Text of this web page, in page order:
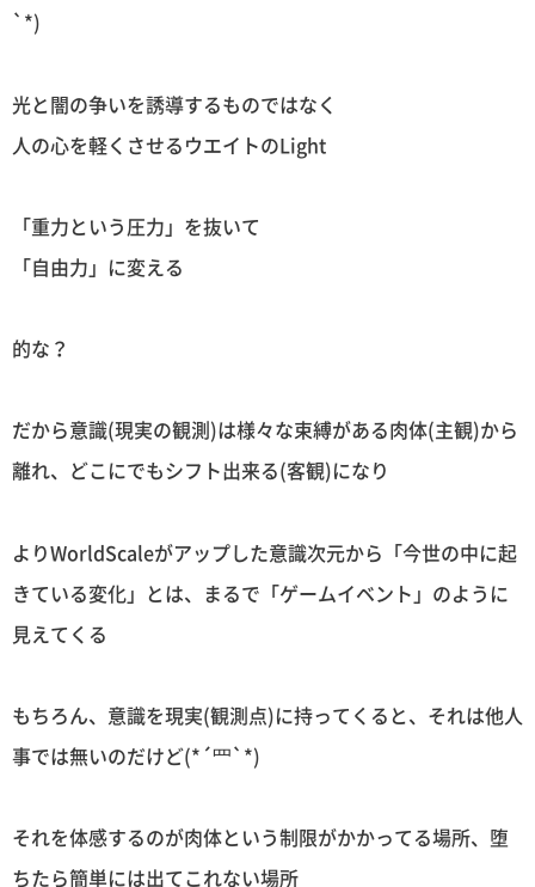
`*)
光と闇の争いを誘導するものではなく
人の心を軽くさせるウエイトのLight
「重力という圧力」を抜いて
「自由力」に変える
的な？
だから意識(現実の観測)は様々な束縛がある肉体(主観)から
離れ、どこにでもシフト出来る(客観)になり
よりWorldScaleがアップした意識次元から「今世の中に起
きている変化」とは、まるで「ゲームイベント」のように
見えてくる
もちろん、意識を現実(観測点)に持ってくると、それは他人
事では無いのだけど(*´罒`*)
それを体感するのが肉体という制限がかかってる場所、堕
ちたら簡単には出てこれない場所